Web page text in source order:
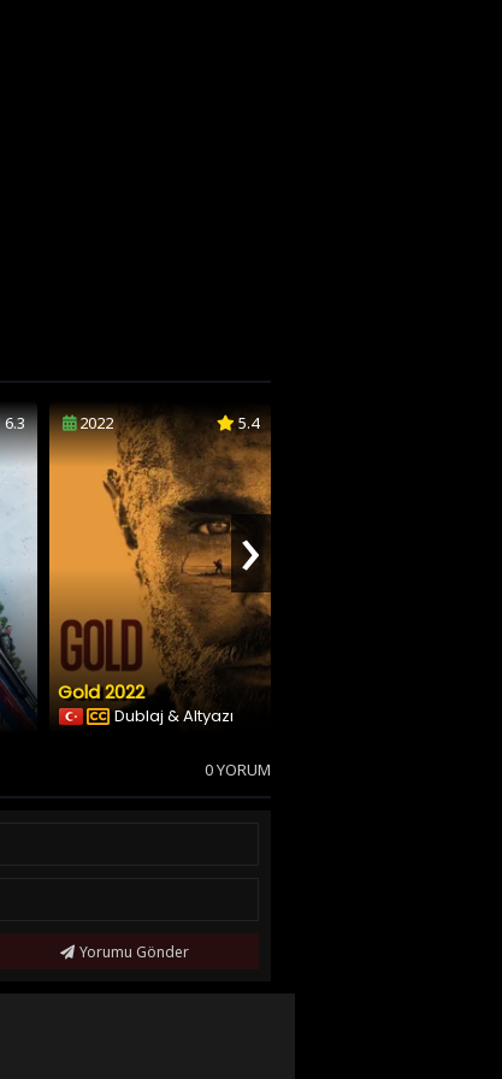
6.3 2022 5.4
Gold 2022
Dublaj & Altyazı
›
0 YORUM
Yorumu Gönder